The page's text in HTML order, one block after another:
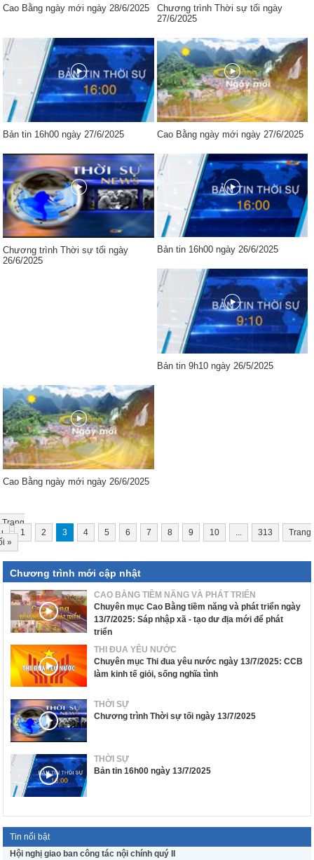
Cao Bằng ngày mới ngày 28/6/2025
Chương trình Thời sự tối ngày
27/6/2025
Bản tin 16h00 ngày 27/6/2025 Cao Bằng ngày mới ngày 27/6/2025
Chương trình Thời sự tối ngày
26/6/2025
Bản tin 16h00 ngày 26/6/2025
Bản tin 9h10 ngày 26/5/2025
Cao Bằng ngày mới ngày 26/6/2025
Trang
1 2 3 4 5 6 7 8 9 10 ... 313
Trang
»
Chương trình mới cập nhật
CAO BẰNG TIỀM NĂNG VÀ PHÁT TRIỂN
Chuyên mục Cao Bằng tiềm năng và phát triển ngày
13/7/2025: Sáp nhập xã - tạo dư địa mới để phát
triển
THI ĐUA YÊU NƯỚC
Chuyên mục Thi đua yêu nước ngày 13/7/2025: CCB
làm kinh tế giỏi, sống nghĩa tình
THỜI SỰ
Chương trình Thời sự tối ngày 13/7/2025
THỜI SỰ
Bản tin 16h00 ngày 13/7/2025
Tin nổi bật
Hội nghị giao ban công tác nội chính quý II